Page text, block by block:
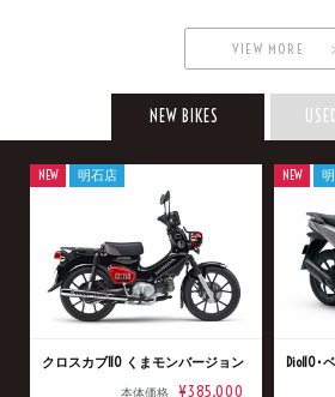
VIEW MORE
NEW BIKES
クロスカブ110 くまモンバージョン
本体価格 ¥385,000
NEW 明石店
Dio110･
NEW